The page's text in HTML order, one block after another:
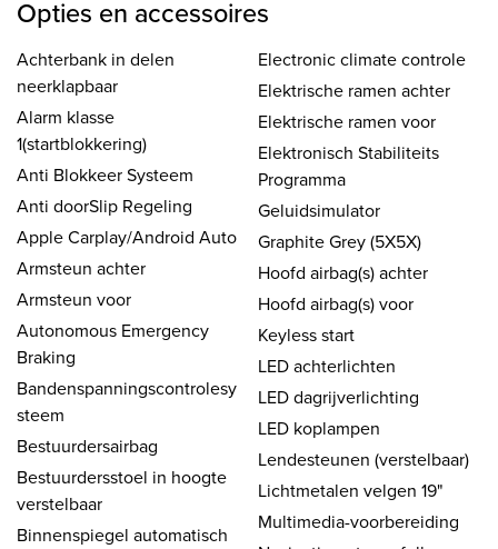
Opties en accessoires
Achterbank in delen
neerklapbaar
Alarm klasse
1(startblokkering)
Anti Blokkeer Systeem
Anti doorSlip Regeling
Apple Carplay/Android Auto
Armsteun achter
Armsteun voor
Autonomous Emergency
Braking
Bandenspanningscontrolesy
steem
Bestuurdersairbag
Bestuurdersstoel in hoogte
verstelbaar
Binnenspiegel automatisch
Electronic climate controle
Elektrische ramen achter
Elektrische ramen voor
Elektronisch Stabiliteits
Programma
Geluidsimulator
Graphite Grey (5X5X)
Hoofd airbag(s) achter
Hoofd airbag(s) voor
Keyless start
LED achterlichten
LED dagrijverlichting
LED koplampen
Lendesteunen (verstelbaar)
Lichtmetalen velgen 19"
Multimedia-voorbereiding